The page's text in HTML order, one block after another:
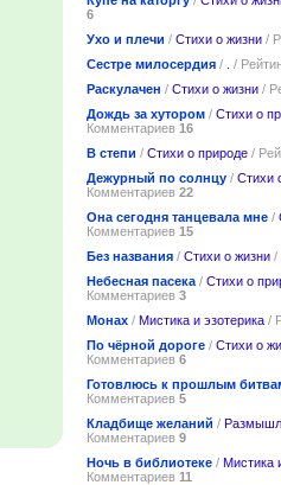
6
Ухо и плечи / Стихи о жизни /
Сестре милосердия /
/
Раскулачен / Стихи о жизни /
Дождь за хутором / Стихи о
Комментариев 16
В степи / Стихи о природе /
Дежурный по солнцу / Стихи
Комментариев 22
Она сегодня танцевала мне /
Комментариев 15
Без названия / Стихи о жизни /
Небесная пасека / Стихи о
Комментариев 3
Монах / Мистика и эзотерика /
По чёрной дороге / Стихи о
Комментариев 6
Готовлюсь к прошлым
Комментариев 5
Кладбище желаний /
Комментариев 9
Ночь в библиотеке / Мистика
Комментариев 11